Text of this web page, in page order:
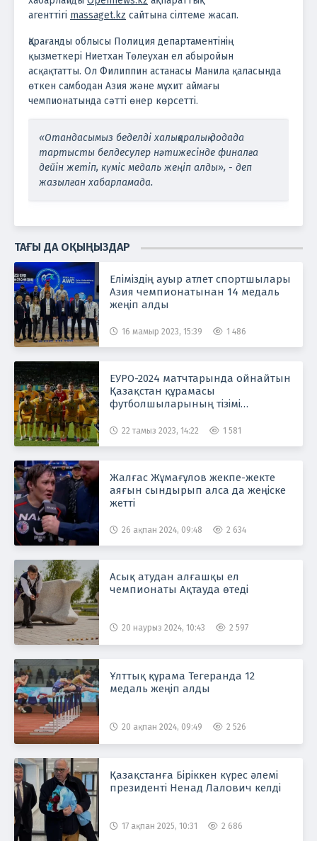
агенттігі massaget.kz сайтына сілтеме жасап.
Қарағанды облысы Полиция департаментінің
қызметкері Ниетхан Төлеухан ел абыройын
асқақтатты. Ол Филиппин астанасы Манила қаласында
өткен самбодан Азия және мұхит аймағы
чемпионатында сәтті өнер көрсетті.
«Отандасымыз беделді халықаралық додада
тартысты белдесулер нәтижесінде финалға
дейін жетіп, күміс медаль жеңіп алды», - деп
жазылған хабарламада.
ТАҒЫ ДА ОҚЫҢЫЗДАР
Еліміздің ауыр атлет спортшылары
Азия чемпионатынан 14 медаль
жеңіп алды
16 мамыр 2023, 15:39 1 486
ЕУРО-2024 матчтарында ойнайтын
Қазақстан құрамасы
футболшыларының тізімі
22 тамыз 2023, 14:22 1 581
Жалғас Жұмағұлов жекпе-жекте
аяғын сындырып алса да жеңіске
жетті
26 ақпан 2024, 09:48 2 634
Асық атудан алғашқы ел
чемпионаты Ақтауда өтеді
20 наурыз 2024, 10:43 2 597
Ұлттық құрама Тегеранда 12
медаль жеңіп алды
20 ақпан 2024, 09:49 2 526
Қазақстанға Біріккен күрес әлемі
президенті Ненад Лалович келді
17 ақпан 2025, 10:31 2 686